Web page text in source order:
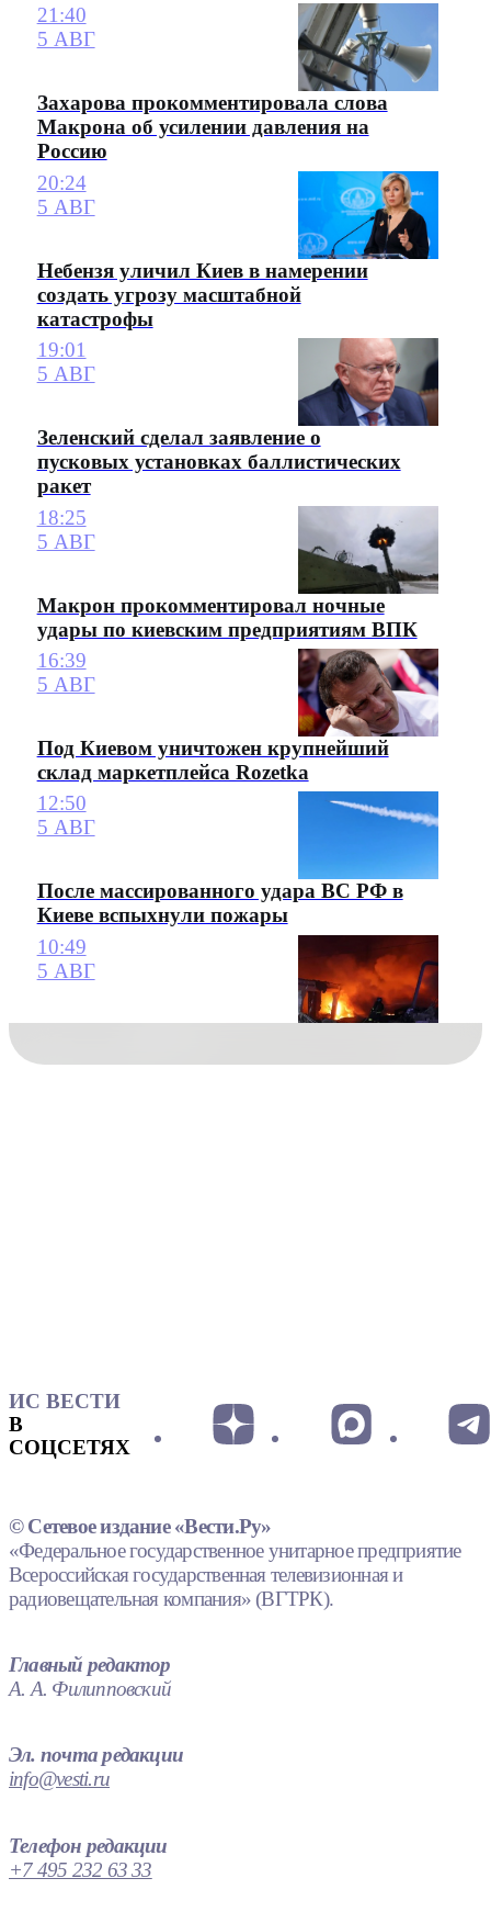
21:40
5 АВГ
Захарова прокомментировала слова
Макрона об усилении давления на
Россию
20:24
5 АВГ
Небензя уличил Киев в намерении
создать угрозу масштабной
катастрофы
19:01
5 АВГ
Зеленский сделал заявление о
пусковых установках баллистических
ракет
18:25
5 АВГ
Макрон прокомментировал ночные
удары по киевским предприятиям ВПК
16:39
5 АВГ
Под Киевом уничтожен крупнейший
склад маркетплейса Rozetka
12:50
5 АВГ
После массированного удара ВС РФ в
Киеве вспыхнули пожары
10:49
5 АВГ
ИС ВЕСТИ
В
СОЦСЕТЯХ
© Сетевое издание «Вести.Ру»
«Федеральное государственное унитарное предприятие
Всероссийская государственная телевизионная и
радиовещательная компания» (ВГТРК).
Главный редактор
А. А. Филипповский
Эл. почта редакции
info@vesti.ru
Телефон редакции
+7 495 232 63 33